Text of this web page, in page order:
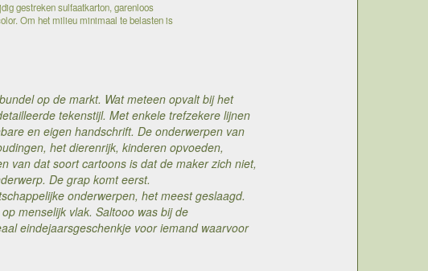
gestreken sulfaatkarton, garenloos
Om het milieu minimaal te belasten is
op de markt. Wat meteen opvalt bij het
tekenstijl. Met enkele trefzekere lijnen
en eigen handschrift. De onderwerpen van
het dierenrijk, kinderen opvoeden,
van dat soort cartoons is dat de maker zich niet,
De grap komt eerst.
onderwerpen, het meest geslaagd.
menselijk vlak. Saltooo was bij de
eindejaarsgeschenkje voor iemand waarvoor